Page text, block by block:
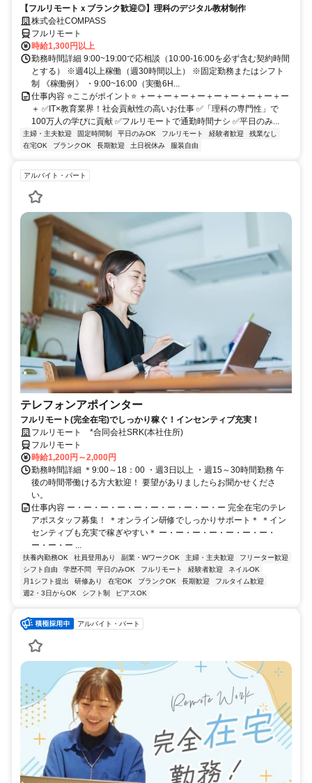
【フルリモートｘブランク歓迎◎】理科のデジタル教材制作
株式会社COMPASS
フルリモート
時給1,300円以上
勤務時間詳細 9:00~19:00で応相談（10:00-16:00を必ず含む契約時間
とする） ※週4以上稼働（週30時間以上） ※固定勤務またはシフト
制 《稼働例》 ・9:00~16:00（実働6H...
仕事内容 ⭐ここがポイント⭐ ＋ー＋ー＋ー＋ー＋ー＋ー＋ー＋ー＋ー
＋ ✅IT×教育業界！社会貢献性の高いお仕事 ✅「理科の専門性」で
100万人の学びに貢献 ✅フルリモートで通勤時間ナシ ✅平日のみ...
主婦・主夫歓迎 固定時間制 平日のみOK フルリモート 経験者歓迎
残業なし
在宅OK
ブランクOK 長期歓迎 土日祝休み 服装自由
アルバイト・パート
テレフォンアポインター
フルリモート(完全在宅)でしっかり稼ぐ！インセンティブ充実！
フルリモート *合同会社SRK(本社住所)
フルリモート
時給1,200円～2,000円
勤務時間詳細 ＊9:00～18：00 ・週3日以上 ・週15～30時間勤務 午
後の時間帯働ける方大歓迎！ 要望がありましたらお聞かせくださ
い。
仕事内容 ー・ー・ー・ー・ー・ー・ー・ー・ー・ー 完全在宅のテレ
アポスタッフ募集！ ＊オンライン研修でしっかりサポート＊ ＊イン
センティブも充実で稼ぎやすい＊ ー・ー・ー・ー・ー・ー・ー・
ー・ー・ー ...
扶養内勤務OK 社員登用あり 副業・WワークOK 主婦・主夫歓迎
フリーター歓迎
シフト自由
学歴不問 平日のみOK フルリモート 経験者歓迎
ネイルOK
月1シフト提出
研修あり 在宅OK ブランクOK 長期歓迎
フルタイム歓迎
週2・3日からOK
シフト制 ピアスOK
アルバイト・パート